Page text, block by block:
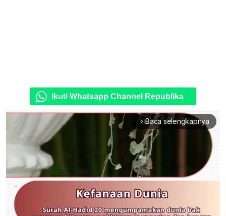
Ikuti Whatsapp Channel Republika
arrow_forward_ios Baca selengkapnya